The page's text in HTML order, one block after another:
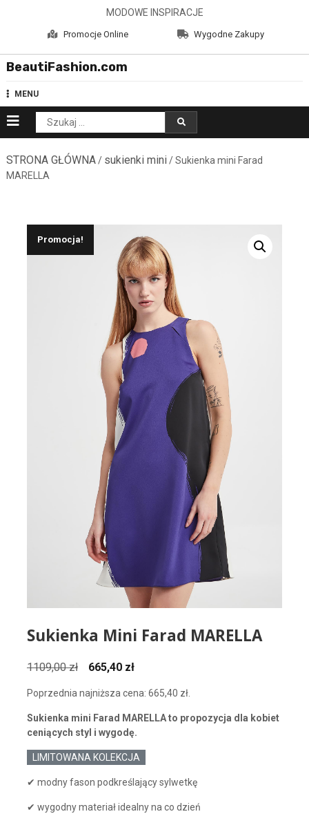
MODOWE INSPIRACJE
Promocje Online Wygodne Zakupy
BeautiFashion.com
MENU
Szukaj:
STRONA GŁÓWNA/ sukienki mini/ Sukienka mini Farad
MARELLA
Promocja!
Sukienka Mini Farad MARELLA
1109,00zł
Pierwotna
wynosiła:
1109,00 zł.
665,40 złAktualna
wynosi:
665,40 zł.
Poprzednia najniższa cena: 665,40 zł.
Sukienka mini Farad MARELLA to propozycja dla kobiet
ceniących styl i wygodę.
LIMITOWANA KOLEKCJA
✔ modny fason podkreślający sylwetkę
✔ wygodny materiał idealny na co dzień